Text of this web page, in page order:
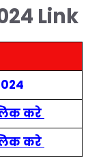
Link
करे
करे